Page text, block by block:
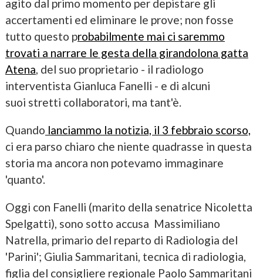
agito dal primo momento per depistare gli
accertamenti ed eliminare le prove; non fosse
tutto questo probabilmente mai ci saremmo
trovati a narrare le gesta della girandolona gatta
Atena, del suo proprietario - il radiologo
interventista Gianluca Fanelli - e di alcuni
suoi stretti collaboratori, ma tant'è.
Quando lanciammo la notizia, il 3 febbraio scorso,
ci era parso chiaro che niente quadrasse in questa
storia ma ancora non potevamo immaginare
'quanto'.
Oggi con Fanelli (marito della senatrice Nicoletta
Spelgatti), sono sotto accusa Massimiliano
Natrella, primario del reparto di Radiologia del
'Parini'; Giulia Sammaritani, tecnica di radiologia,
figlia del consigliere regionale Paolo Sammaritani